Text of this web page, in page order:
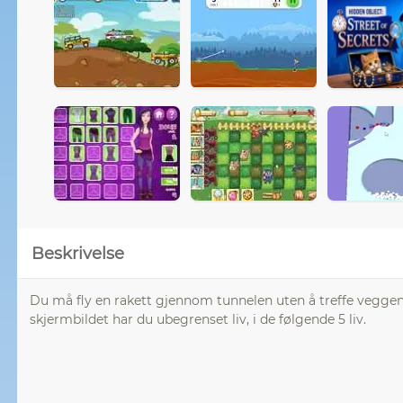
Beskrivelse
Du må fly en rakett gjennom tunnelen uten å treffe
skjermbildet har du ubegrenset liv, i de følgende 5 liv.